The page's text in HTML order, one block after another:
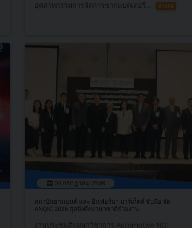
อุตสาหกรรมการจัดการซากแบตเตอรี...
อ่านต่อ
03 กรกฎาคม 2569
สถาบันยานยนต์​ และ อินฟอร์มา มาร์เก็ตส์ จับมือ จัด
ANQIC​ 2026 สุดปังดึงนานาชาติร่วมงาน
งานประชุมสัมมนาวิชาการ Automotive NQI